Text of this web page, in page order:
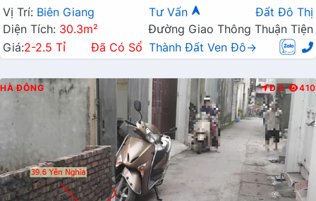
Chỉ Vài Trăm Mét
Vị Trí: Biên Giang Tư Vấn
Đất Đô Thị
Diện Tích: 30.3m²
Đường Giao Thông Thuận Tiện
Giá:2-2.5 Tỉ Đã Có Sổ Thành Đất Ven Đô→
HÀ ĐÔNG Đ.B 410